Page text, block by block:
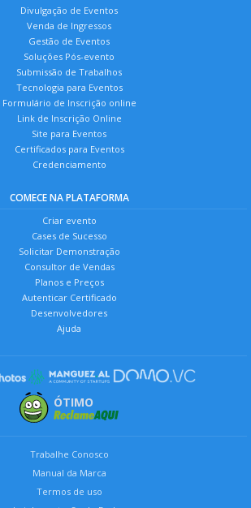
Divulgação de Eventos
Venda de Ingressos
Gestão de Eventos
Soluções Pós-evento
Submissão de Trabalhos
Tecnologia para Eventos
Formulário de Inscrição online
Link de Inscrição Online
Site para Eventos
Certificados para Eventos
Credenciamento
COMECE NA PLATAFORMA
Criar evento
Cases de Sucesso
Solicitar Demonstração
Consultor de Vendas
Planos e Preços
Autenticar Certificado
Desenvolvedores
Ajuda
ÓTIMO
Trabalhe Conosco
Manual da Marca
Termos de uso